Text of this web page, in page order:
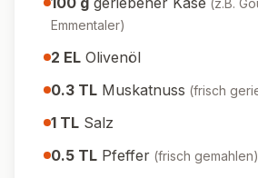
(z.B.
Emmentaler)
2 EL Olivenöl
0.3 TL Muskatnuss (frisch
1 TL Salz
0.5 TL Pfeffer (frisch gemahlen)